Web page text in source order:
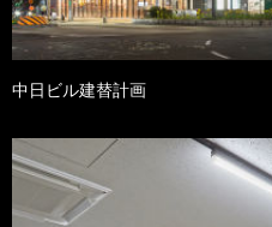
中日ビル建替計画